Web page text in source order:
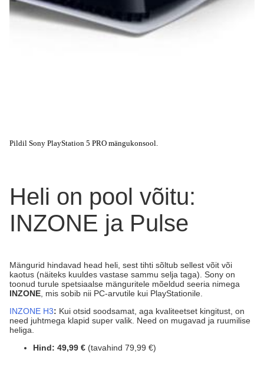
Pildil Sony PlayStation 5 PRO mängukonsool.
Heli on pool võitu:
INZONE ja Pulse
Mängurid hindavad head heli, sest tihti sõltub sellest võit või
kaotus (näiteks kuuldes vastase sammu selja taga). Sony on
toonud turule spetsiaalse mänguritele mõeldud seeria nimega
INZONE , mis sobib nii PC-arvutile kui PlayStationile.
INZONE H3: Kui otsid soodsamat, aga kvaliteetset kingitust, on
need juhtmega klapid super valik. Need on mugavad ja ruumilise
heliga.
Hind: 49,99 € (tavahind 79,99 €)